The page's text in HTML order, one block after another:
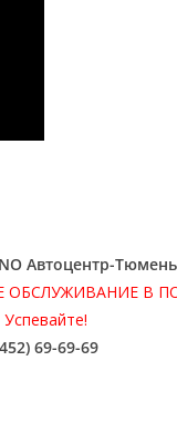
Автоцентр-Тюмень
ОБСЛУЖИВАНИЕ В
69-69-69